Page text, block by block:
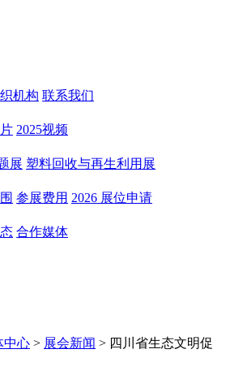
机构 联系我们
2025视频
展 塑料回收与再生利用展
参展费用 2026 展位申请
合作媒体
中心 > 展会新闻 > 四川省生态文明促